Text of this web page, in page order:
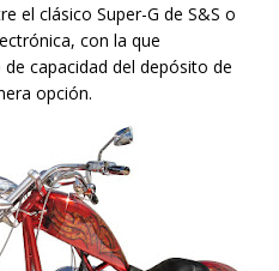
el clásico Super-G de S&S o
con la que
capacidad del depósito de
opción.